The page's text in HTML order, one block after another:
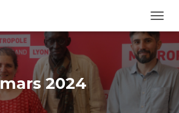
mars 2024